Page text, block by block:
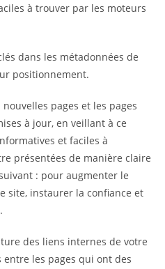
à trouver par les moteurs
dans les métadonnées de
positionnement.
pages et les pages
à jour, en veillant à ce
et faciles à
présentées de manière claire
: pour augmenter le
site, instaurer la confiance et
des liens internes de votre
les pages qui ont des